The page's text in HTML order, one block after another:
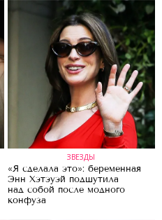
ЗВЕЗДЫ
«Я сделала это»: беременная
Энн Хэтэуэй подшутила
над собой после модного
конфуза